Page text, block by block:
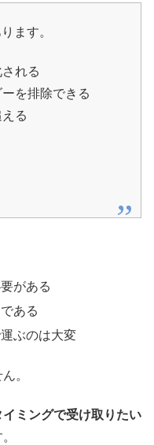
ます。
れる
を排除できる
る
がある
ある
ぶのは大変
。
ミングで受け取りたい